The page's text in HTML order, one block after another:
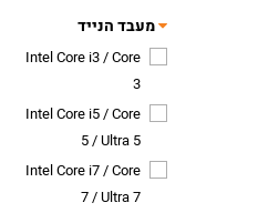
מעבד הנייד
Intel Core i3 / Core
3
Intel Core i5 / Core
5 / Ultra 5
Intel Core i7 / Core
7 / Ultra 7